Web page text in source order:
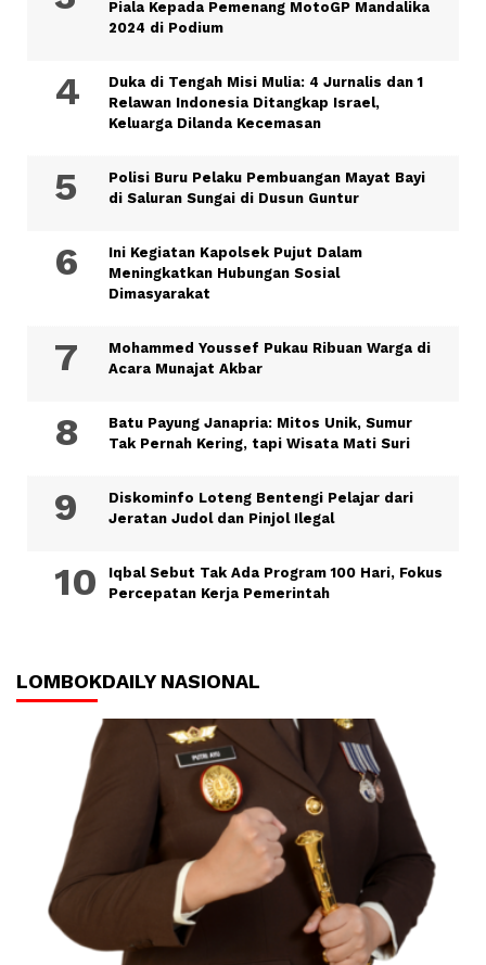
Piala Kepada Pemenang MotoGP Mandalika
2024 di Podium
Duka di Tengah Misi Mulia: 4 Jurnalis dan 1
Relawan Indonesia Ditangkap Israel,
Keluarga Dilanda Kecemasan
Polisi Buru Pelaku Pembuangan Mayat Bayi
di Saluran Sungai di Dusun Guntur
Ini Kegiatan Kapolsek Pujut Dalam
Meningkatkan Hubungan Sosial
Dimasyarakat
Mohammed Youssef Pukau Ribuan Warga di
Acara Munajat Akbar
Batu Payung Janapria: Mitos Unik, Sumur
Tak Pernah Kering, tapi Wisata Mati Suri
Diskominfo Loteng Bentengi Pelajar dari
Jeratan Judol dan Pinjol Ilegal
Iqbal Sebut Tak Ada Program 100 Hari, Fokus
Percepatan Kerja Pemerintah
LOMBOKDAILY NASIONAL